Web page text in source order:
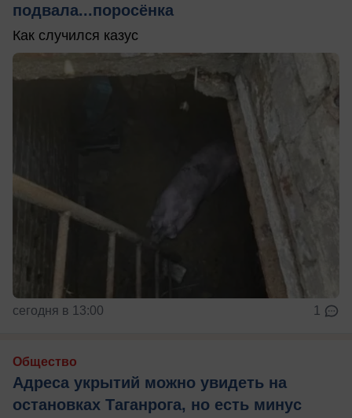
подвала...поросёнка
Как случился казус
сегодня в 13:00 1
Общество
Адреса укрытий можно увидеть на
остановках Таганрога, но есть минус